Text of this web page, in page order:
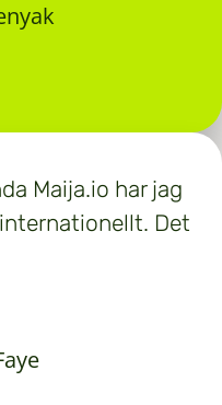
Maija.io har jag
Det